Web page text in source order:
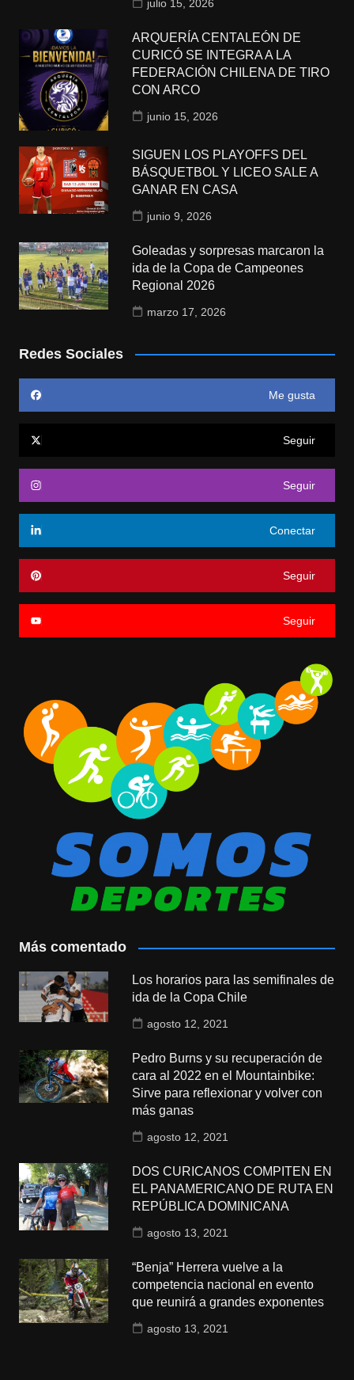
julio 15, 2026
ARQUERÍA CENTALEÓN DE
CURICÓ SE INTEGRA A LA
FEDERACIÓN CHILENA DE TIRO
CON ARCO
junio 15, 2026
SIGUEN LOS PLAYOFFS DEL
BÁSQUETBOL Y LICEO SALE A
GANAR EN CASA
junio 9, 2026
Goleadas y sorpresas marcaron la
ida de la Copa de Campeones
Regional 2026
marzo 17, 2026
Redes Sociales
Me gusta
Seguir
Seguir
Conectar
Seguir
Seguir
Más comentado
Los horarios para las semifinales de
ida de la Copa Chile
agosto 12, 2021
Pedro Burns y su recuperación de
cara al 2022 en el Mountainbike:
Sirve para reflexionar y volver con
más ganas
agosto 12, 2021
DOS CURICANOS COMPITEN EN
EL PANAMERICANO DE RUTA EN
REPÚBLICA DOMINICANA
agosto 13, 2021
“Benja” Herrera vuelve a la
competencia nacional en evento
que reunirá a grandes exponentes
agosto 13, 2021